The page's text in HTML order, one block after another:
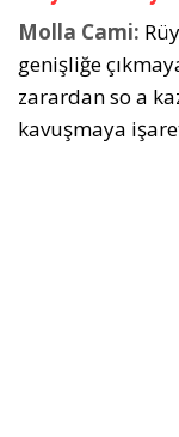
Molla Cami:
genişliğe
zarardan so a
kavuşmaya